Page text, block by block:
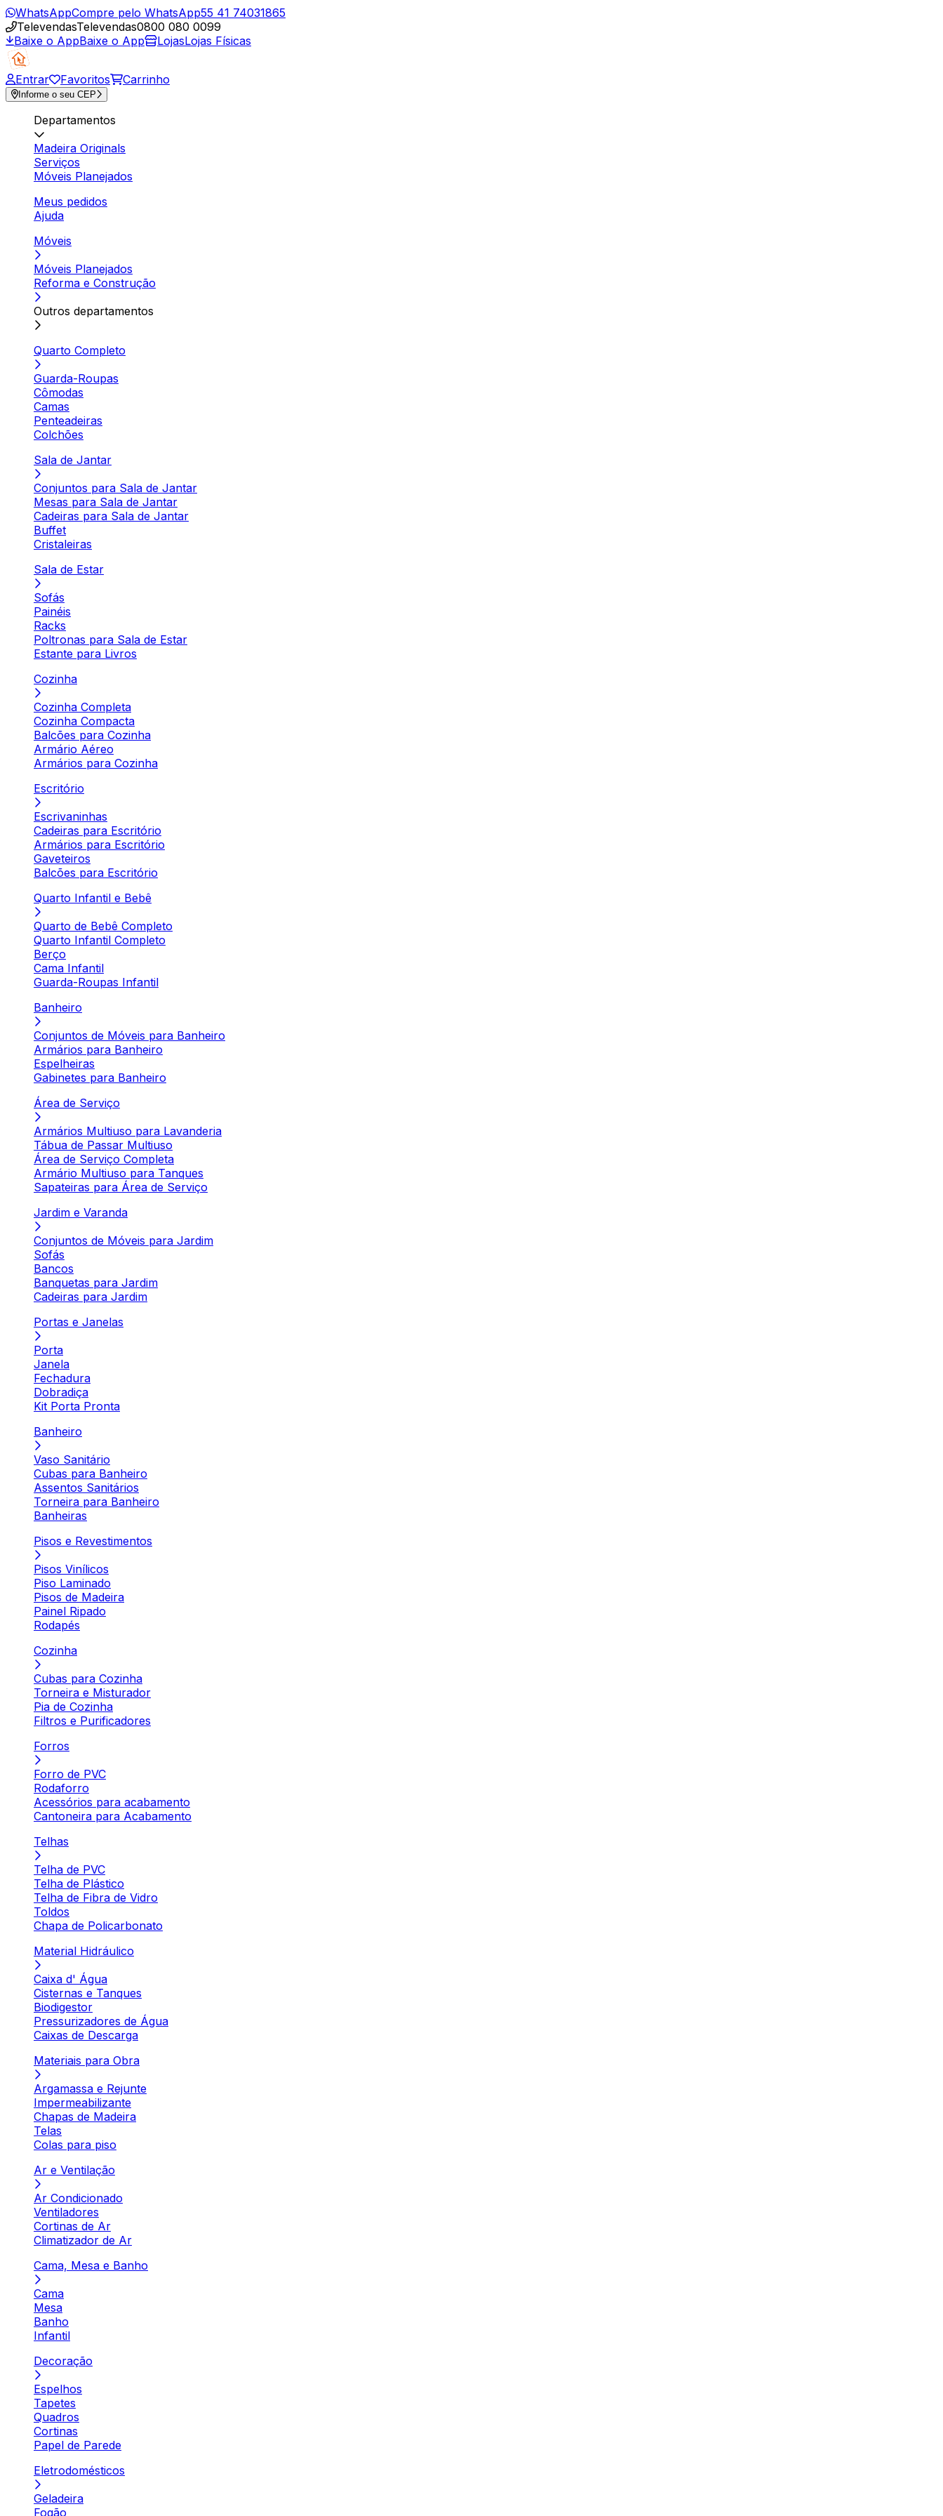
WhatsAppCompre pelo WhatsApp55 41 74031865
TelevendasTelevendas0800 080 0099
Baixe o AppBaixe o App LojasLojas Físicas
Entrar Favoritos Carrinho
Informe o seu CEP
Departamentos
Madeira Originals
Serviços
Móveis Planejados
Meus pedidos
Ajuda
Móveis
Móveis Planejados
Reforma e Construção
Outros departamentos
Quarto Completo
Guarda-Roupas
Cômodas
Camas
Penteadeiras
Colchões
Sala de Jantar
Conjuntos para Sala de Jantar
Mesas para Sala de Jantar
Cadeiras para Sala de Jantar
Buffet
Cristaleiras
Sala de Estar
Sofás
Painéis
Racks
Poltronas para Sala de Estar
Estante para Livros
Cozinha
Cozinha Completa
Cozinha Compacta
Balcões para Cozinha
Armário Aéreo
Armários para Cozinha
Escritório
Escrivaninhas
Cadeiras para Escritório
Armários para Escritório
Gaveteiros
Balcões para Escritório
Quarto Infantil e Bebê
Quarto de Bebê Completo
Quarto Infantil Completo
Berço
Cama Infantil
Guarda-Roupas Infantil
Banheiro
Conjuntos de Móveis para Banheiro
Armários para Banheiro
Espelheiras
Gabinetes para Banheiro
Área de Serviço
Armários Multiuso para Lavanderia
Tábua de Passar Multiuso
Área de Serviço Completa
Armário Multiuso para Tanques
Sapateiras para Área de Serviço
Jardim e Varanda
Conjuntos de Móveis para Jardim
Sofás
Bancos
Banquetas para Jardim
Cadeiras para Jardim
Portas e Janelas
Porta
Janela
Fechadura
Dobradiça
Kit Porta Pronta
Banheiro
Vaso Sanitário
Cubas para Banheiro
Assentos Sanitários
Torneira para Banheiro
Banheiras
Pisos e Revestimentos
Pisos Vinílicos
Piso Laminado
Pisos de Madeira
Painel Ripado
Rodapés
Cozinha
Cubas para Cozinha
Torneira e Misturador
Pia de Cozinha
Filtros e Purificadores
Forros
Forro de PVC
Rodaforro
Acessórios para acabamento
Cantoneira para Acabamento
Telhas
Telha de PVC
Telha de Plástico
Telha de Fibra de Vidro
Toldos
Chapa de Policarbonato
Material Hidráulico
Caixa d' Água
Cisternas e Tanques
Biodigestor
Pressurizadores de Água
Caixas de Descarga
Materiais para Obra
Argamassa e Rejunte
Impermeabilizante
Chapas de Madeira
Telas
Colas para piso
Ar e Ventilação
Ar Condicionado
Ventiladores
Cortinas de Ar
Climatizador de Ar
Cama, Mesa e Banho
Cama
Mesa
Banho
Infantil
Decoração
Espelhos
Tapetes
Quadros
Cortinas
Papel de Parede
Eletrodomésticos
Geladeira
Fogão